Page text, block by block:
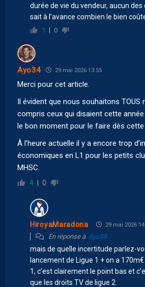
durée de vie du vendeur, aucun
sait à l’avance combien le bien
1 0
Ayo34 29 mai 2026 13:55
Merci pour cet article.
Il évident que nous souhaitons TOUS
compris ceux qui disaient cette année
le bon moment pour le faire dès cette
À l’heure actuelle il y a encore trop
économiques en L1 pour les petits
MHSC.
4 0
HiroyaMaradona 29 mai 2026
En réponse à Ayo34
mais de quelle incertitude parlez-
lancement de Ligue 1 + on a
1, c’est clairement le point bas et
que les droits TV de ligue 2.